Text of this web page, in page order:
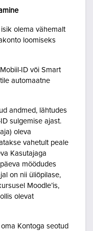
isik olema vähemalt
loomiseks
ID või Smart
automaatne
andmed, lähtudes
sulgemise ajast.
oleva
vahetult peale
Kasutajaga
möödudes
on nii üliõpilase,
Moodle’is,
olevat
Kontoga seotud